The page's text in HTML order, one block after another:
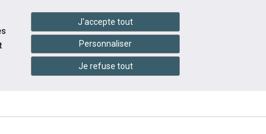
handshake Services en ligne
RESSOURCES
INFOS
PRATIQUES
NOUS
J'accepte tout
Personnaliser
Je refuse tout